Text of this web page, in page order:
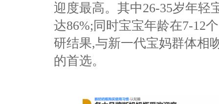
迎度最高。 其中26-35岁年轻
达86%;同时宝宝年龄在7-12
研结果,与新一代宝妈群体相
的首选。